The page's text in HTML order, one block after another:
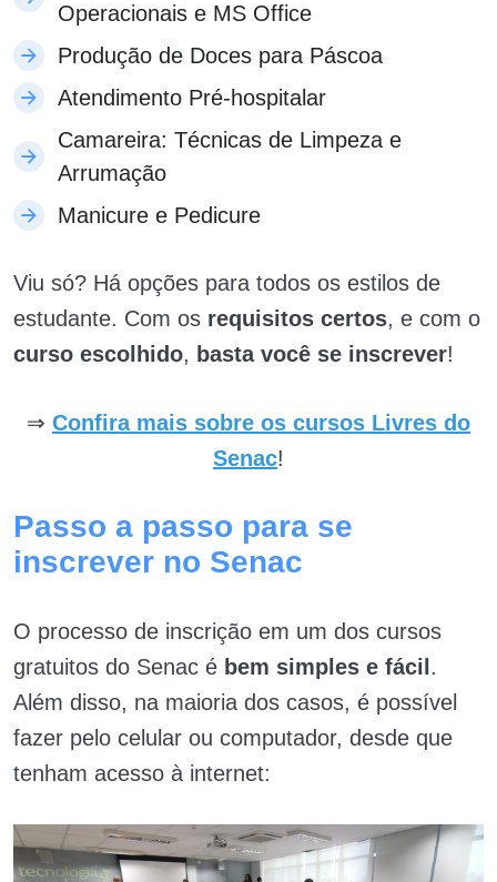
Operacionais e MS Office
Produção de Doces para Páscoa
Atendimento Pré-hospitalar
Camareira: Técnicas de Limpeza e
Arrumação
Manicure e Pedicure
Viu só? Há opções para todos os estilos de
estudante. Com os requisitos certos, e com o
curso escolhido, basta você se inscrever!
⇒ Confira mais sobre os cursos Livres do
Senac!
Passo a passo para se
inscrever no Senac
O processo de inscrição em um dos cursos
gratuitos do Senac é bem simples e fácil .
Além disso, na maioria dos casos, é possível
fazer pelo celular ou computador, desde que
tenham acesso à internet: